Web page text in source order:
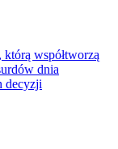
współtworzą
dnia
decyzji